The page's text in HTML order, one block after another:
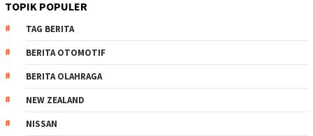
TOPIK POPULER
TAG BERITA
BERITA OTOMOTIF
BERITA OLAHRAGA
NEW ZEALAND
NISSAN